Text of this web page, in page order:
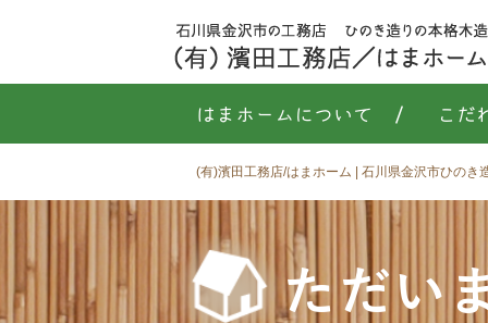
はまホームについて / こだ
(有)濱田工務店/はまホーム | 石川県金沢市ひのき
ただい